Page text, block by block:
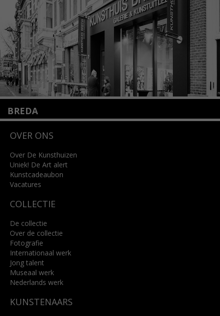
Lees meer
BREDA
4818 SB Breda
info@kunsthuisbreda.nl
Lees meer
OVER ONS
Over De Kunsthuizen
Uniek! De Art alert
Kunstcadeaubon
Vacatures
COLLECTIE
De collectie
Over de collectie
Fotografie
Internationaal werk
Jong talent
Museaal werk
Nederlands werk
KUNSTENAARS